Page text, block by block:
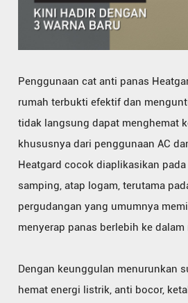
Penggunaan cat anti panas
rumah terbukti efektif dan
tidak langsung dapat menghemat
khususnya dari penggunaan AC
Heatgard cocok diaplikasikan
samping, atap logam, terutama
pergudangan yang umumnya
menyerap panas berlebih ke dalam
Dengan keunggulan menurunkan
hemat energi listrik, anti bocor,